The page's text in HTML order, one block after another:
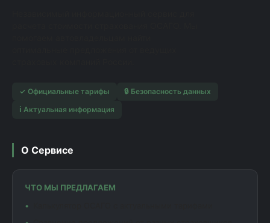
✓ Официальные тарифы
🔒 Безопасность данных
ℹ️ Актуальная информация
О Сервисе
ЧТО МЫ ПРЕДЛАГАЕМ